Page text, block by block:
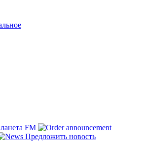
FM
Предложить новость